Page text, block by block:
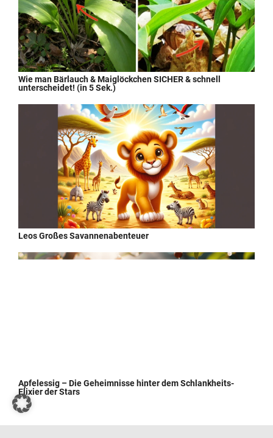
Wie man Bärlauch & Maiglöckchen SICHER & schnell
unterscheidet! (in 5 Sek.)
Leos Großes Savannenabenteuer
Apfelessig – Die Geheimnisse hinter dem Schlankheits-
Elixier der Stars